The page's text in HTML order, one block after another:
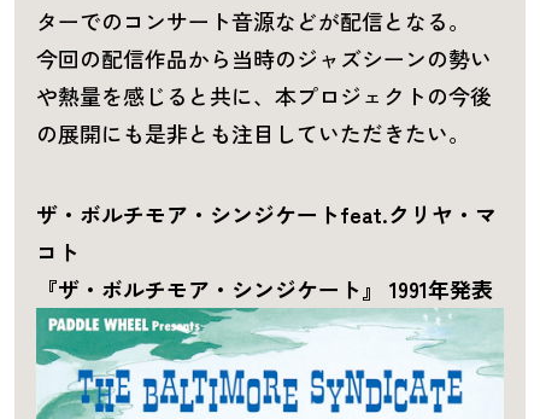
ターでのコンサート音源などが配信となる。
今回の配信作品から当時のジャズシーンの勢い
や熱量を感じると共に、本プロジェクトの今後
の展開にも是非とも注目していただきたい。
ザ・ボルチモア・シンジケートfeat.クリヤ・マ
コト
『ザ・ボルチモア・シンジケート』 1991年発表